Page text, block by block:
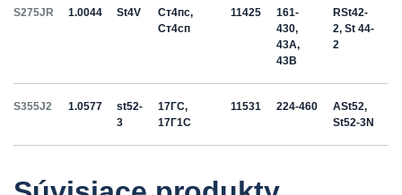
S275JR 1.0044 St4V
Ст4пс,
Ст4сп
11425
161-
430,
43A,
43B
RSt42-
2, St 44-
2
S355J2 1.0577
st52-
3
17ГС,
17Г1С
11531 224-460
ASt52,
St52-3N